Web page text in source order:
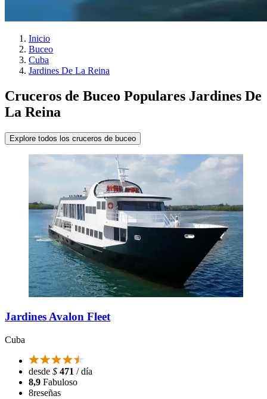
Inicio
Buceo
Cuba
Jardines De La Reina
Cruceros de Buceo Populares Jardines De
La Reina
Explore todos los cruceros de buceo
Jardines Avalon Fleet
Cuba
desde $ 471 / día
8,9 Fabuloso
8reseñas